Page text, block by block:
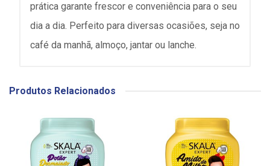
prática garante frescor e conveniência para o seu
dia a dia. Perfeito para diversas ocasiões, seja no
café da manhã, almoço, jantar ou lanche.
Produtos Relacionados